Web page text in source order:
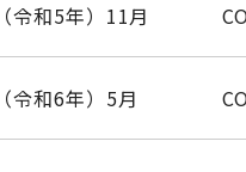
令和5年）11月
令和6年）5月